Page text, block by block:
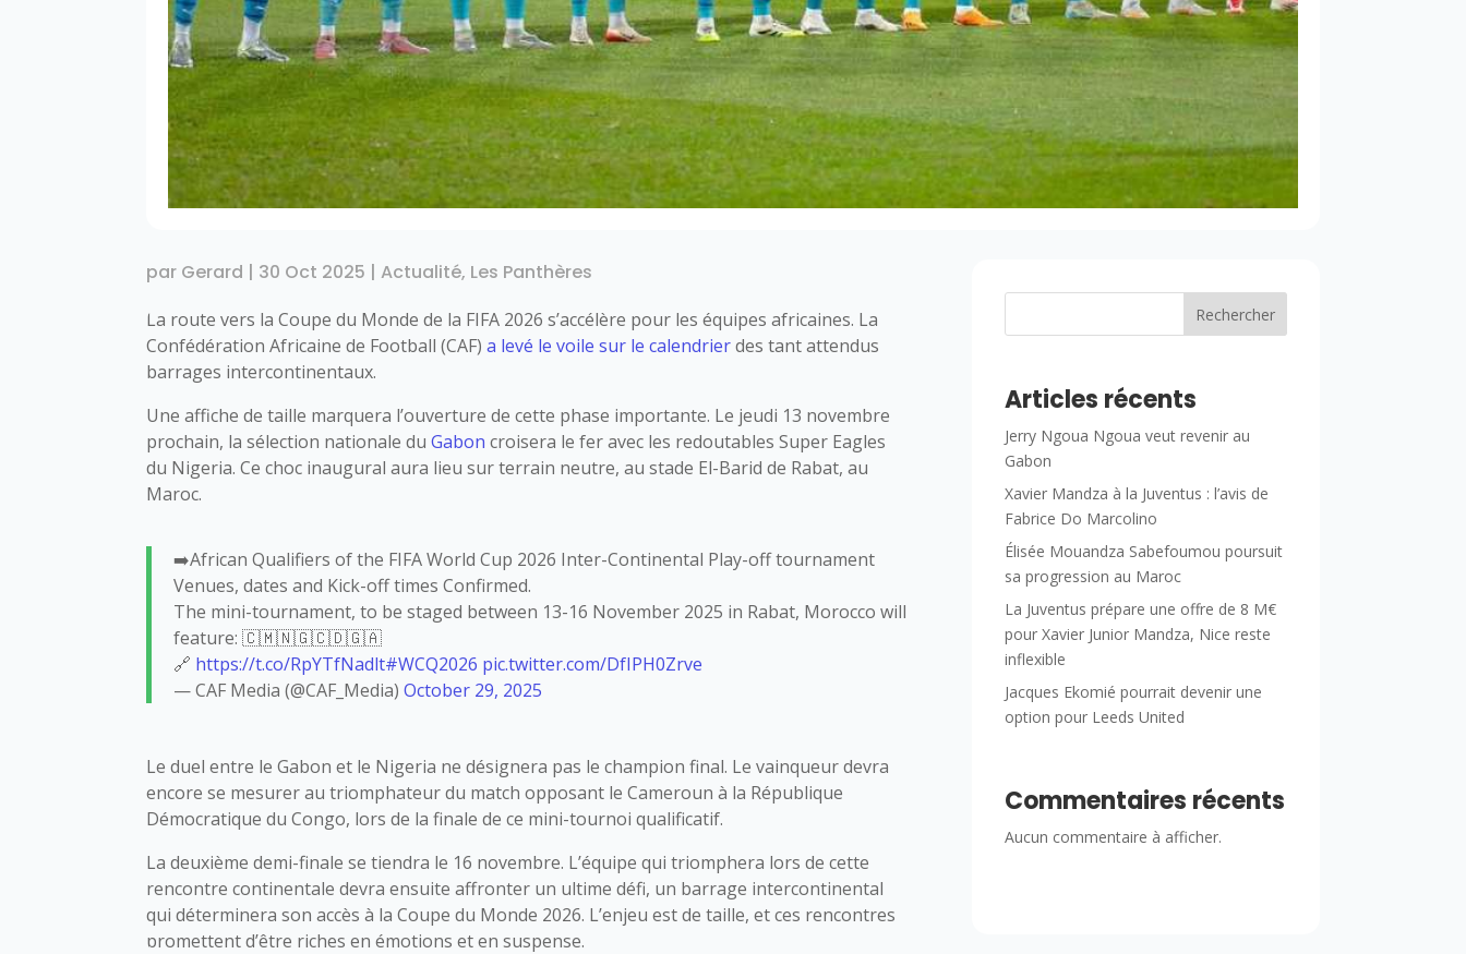
par Gerard | 30 Oct 2025 |Actualité, Les Panthères
La route vers la Coupe du Monde de la FIFA 2026 s’accélère pour les équipes africaines. La
Confédération Africaine de Football (CAF)a levé le voile sur le calendrierdes tant attendus
barrages intercontinentaux.
Une affiche de taille marquera l’ouverture de cette phase importante. Le jeudi 13 novembre
prochain, la sélection nationale duGabon croisera le fer avec les redoutables Super Eagles
du Nigeria. Ce choc inaugural aura lieu sur terrain neutre, au stade El-Barid de Rabat, au
Maroc.
➡️African Qualifiers of the FIFA World Cup 2026 Inter-Continental Play-off tournament
Venues, dates and Kick-off times Confirmed.
The mini-tournament, to be staged between 13-16 November 2025 in Rabat, Morocco will
feature: 🇨🇲🇳🇬🇨🇩🇬🇦
🔗 https://t.co/RpYTfNadlt#WCQ2026 pic.twitter.com/DfIPH0Zrve
— CAF Media (@CAF_Media)October 29, 2025
Le duel entre le Gabon et le Nigeria ne désignera pas le champion final. Le vainqueur devra
encore se mesurer au triomphateur du match opposant le Cameroun à la République
Démocratique du Congo, lors de la finale de ce mini-tournoi qualificatif.
La deuxième demi-finale se tiendra le 16 novembre. L’équipe qui triomphera lors de cette
rencontre continentale devra ensuite affronter un ultime défi, un barrage intercontinental
qui déterminera son accès à la Coupe du Monde 2026. L’enjeu est de taille, et ces rencontres
promettent d’être riches en émotions et en suspense.
Rechercher
Articles récents
Jerry Ngoua Ngoua veut revenir au
Gabon
Xavier Mandza à la Juventus : l’avis de
Fabrice Do Marcolino
Élisée Mouandza Sabefoumou poursuit
sa progression au Maroc
La Juventus prépare une offre de 8 M€
pour Xavier Junior Mandza, Nice reste
inflexible
Jacques Ekomié pourrait devenir une
option pour Leeds United
Commentaires récents
Aucun commentaire à afficher.